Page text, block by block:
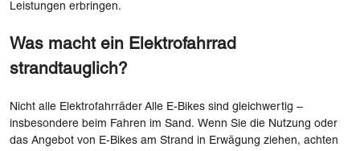
Leistungen erbringen.
Was macht ein Elektrofahrrad
strandtauglich?
Nicht alle Elektrofahrräder Alle E-Bikes sind gleichwertig –
insbesondere beim Fahren im Sand. Wenn Sie die Nutzung oder
das Angebot von E-Bikes am Strand in Erwägung ziehen, achten